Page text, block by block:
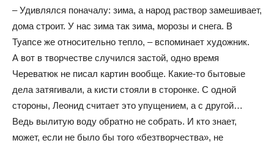
– Удивлялся поначалу: зима, а народ раствор замешивает,
дома строит. У нас зима так зима, морозы и снега. В
Туапсе же относительно тепло, – вспоминает художник.
А вот в творчестве случился застой, одно время
Череватюк не писал картин вообще. Какие-то бытовые
дела затягивали, а кисти стояли в сторонке. С одной
стороны, Леонид считает это упущением, а с другой…
Ведь вылитую воду обратно не собрать. И кто знает,
может, если не было бы того «безтворчества», не